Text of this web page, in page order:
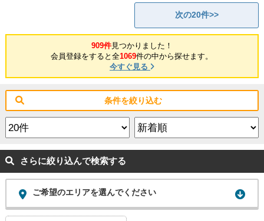
次の20件>>
909件見つかりました！
会員登録をすると全1069件の中から探せます。
今すぐ見る
条件を絞り込む
さらに絞り込んで検索する
ご希望のエリアを選んでください